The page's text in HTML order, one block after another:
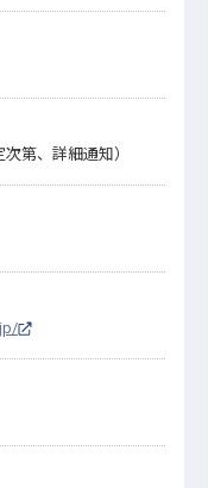
第、詳細通知）